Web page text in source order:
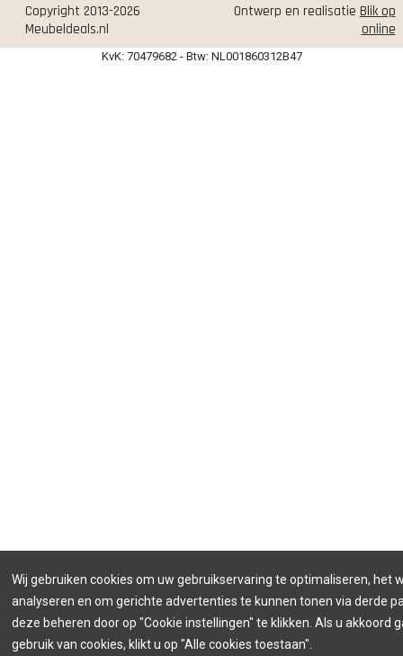
Copyright 2013-2026
Meubeldeals.nl
Ontwerp en realisatie Blik op
online
KvK: 70479682 - Btw: NL001860312B47
Wij gebruiken cookies om uw gebruikservaring te optimaliseren, het
analyseren en om gerichte advertenties te kunnen tonen via derde
deze beheren door op "Cookie instellingen" te klikken. Als u akkoord
gebruik van cookies, klikt u op "Alle cookies toestaan".